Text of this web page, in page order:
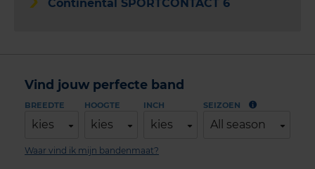
Continental SPORTCONTACT 6
Vind jouw perfecte band
BREEDTE
kies
HOOGTE
kies
INCH
kies
SEIZOEN
All season
Waar vind ik mijn bandenmaat?